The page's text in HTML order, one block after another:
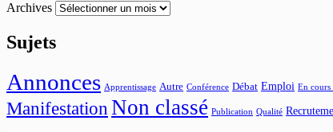
Archives
Sujets
Annonces Apprentissage Autre Conférence Débat Emploi En cours
Manifestation Non classé Publication Qualité